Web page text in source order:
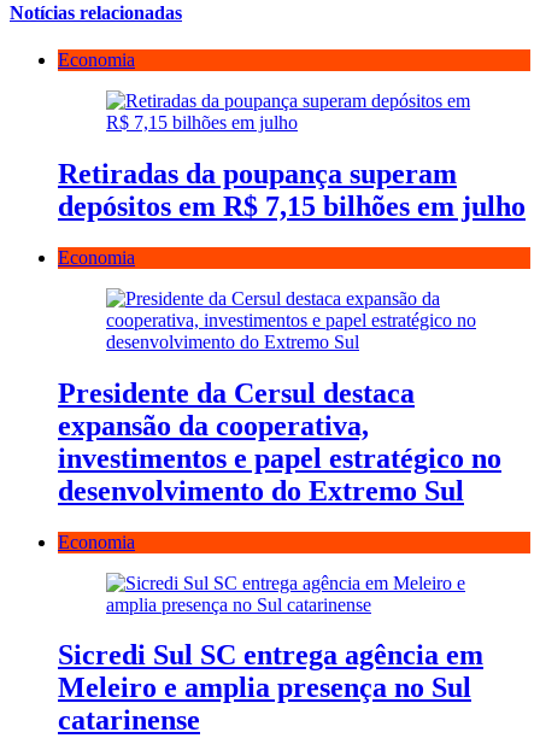
Notícias relacionadas
Economia
Retiradas da poupança superam
depósitos em R$ 7,15 bilhões em julho
Economia
Presidente da Cersul destaca
expansão da cooperativa,
investimentos e papel estratégico no
desenvolvimento do Extremo Sul
Economia
Sicredi Sul SC entrega agência em
Meleiro e amplia presença no Sul
catarinense